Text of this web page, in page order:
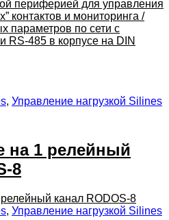
периферией для управления
контактов и мониторинга /
параметров по сети с
RS-485 в корпусе на DIN
, Управление нагрузкой Silines
на 1 релейный
8
, Управление нагрузкой Silines